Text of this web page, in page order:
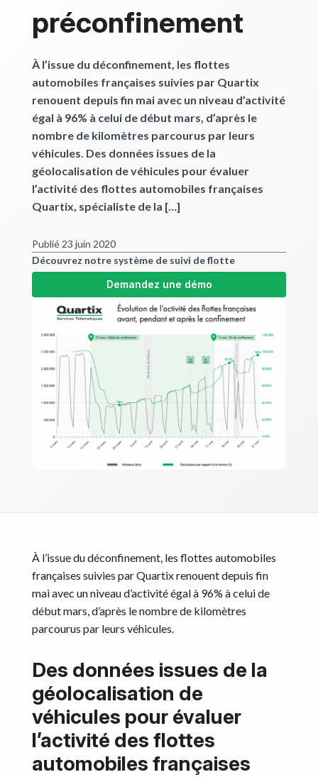
préconfinement
À l’issue du déconfinement, les flottes
automobiles françaises suivies par Quartix
renouent depuis fin mai avec un niveau d’activité
égal à 96% à celui de début mars, d’après le
nombre de kilomètres parcourus par leurs
véhicules. Des données issues de la
géolocalisation de véhicules pour évaluer
l’activité des flottes automobiles françaises
Quartix, spécialiste de la […]
Publié 23 juin 2020
Découvrez notre système de suivi de flotte
Demandez une démo
À l’issue du déconfinement, les flottes automobiles
françaises suivies par Quartix renouent depuis fin
mai avec un niveau d’activité égal à 96% à celui de
début mars, d’après le nombre de kilomètres
parcourus par leurs véhicules.
Des données issues de la
géolocalisation de
véhicules pour évaluer
l’activité des flottes
automobiles françaises